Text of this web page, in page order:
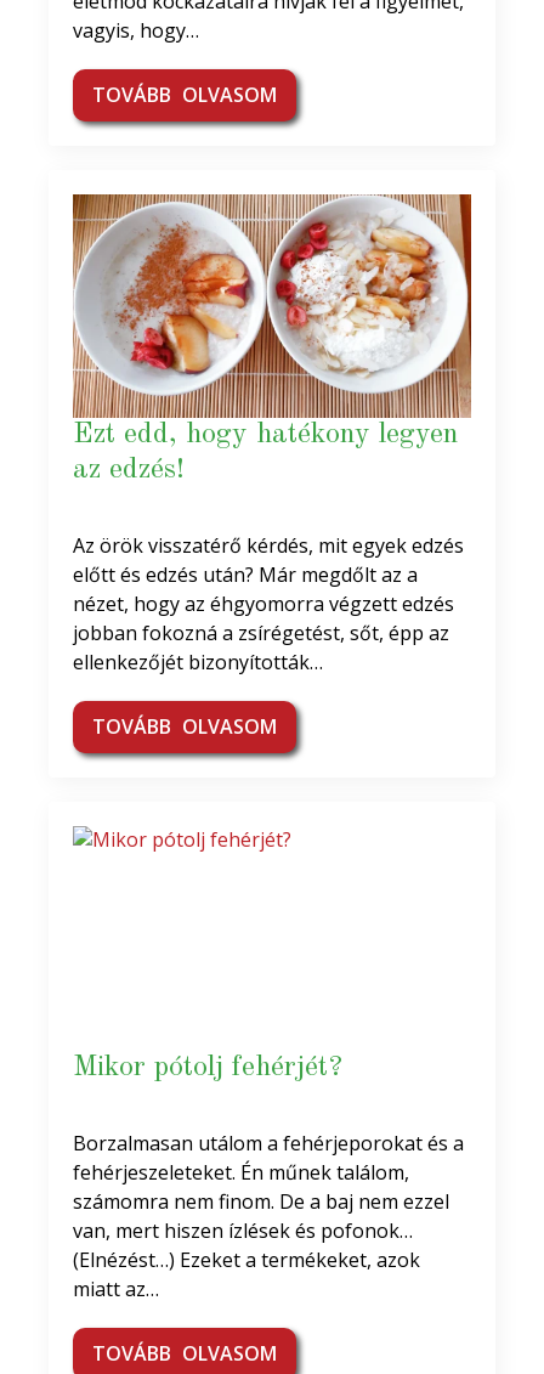
vagyis, hogy…
TOVÁBB OLVASOM
Ezt edd, hogy hatékony legyen
az edzés!
Az örök visszatérő kérdés, mit egyek edzés
előtt és edzés után? Már megdőlt az a
nézet, hogy az éhgyomorra végzett edzés
jobban fokozná a zsírégetést, sőt, épp az
ellenkezőjét bizonyították…
TOVÁBB OLVASOM
Mikor pótolj fehérjét?
Borzalmasan utálom a fehérjeporokat és a
fehérjeszeleteket. Én műnek találom,
számomra nem finom. De a baj nem ezzel
van, mert hiszen ízlések és pofonok…
(Elnézést…) Ezeket a termékeket, azok
miatt az…
TOVÁBB OLVASOM